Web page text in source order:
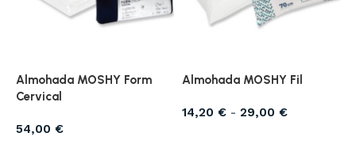
Almohada MOSHY Form
Cervical
54,00 €
Almohada MOSHY Fil
14,20 € - 29,00 €